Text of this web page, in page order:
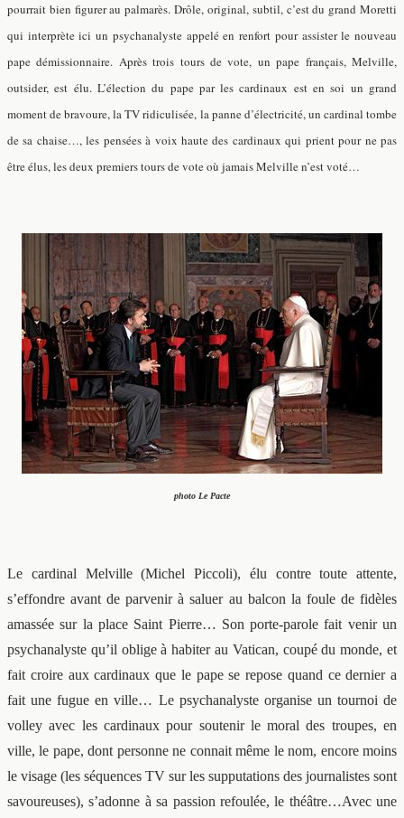
pourrait bien figurer au palmarès. Drôle, original, subtil, c’est du grand Moretti
qui interprète ici un psychanalyste appelé en renfort pour assister le nouveau
pape démissionnaire. Après trois tours de vote, un pape français, Melville,
outsider, est élu. L’élection du pape par les cardinaux est en soi un grand
moment de bravoure, la TV ridiculisée, la panne d’électricité, un cardinal tombe
de sa chaise…, les pensées à voix haute des cardinaux qui prient pour ne pas
être élus, les deux premiers tours de vote où jamais Melville n’est voté…
photo Le Pacte
Le cardinal Melville (Michel Piccoli), élu contre toute attente,
s’effondre avant de parvenir à saluer au balcon la foule de fidèles
amassée sur la place Saint Pierre… Son porte-parole fait venir un
psychanalyste qu’il oblige à habiter au Vatican, coupé du monde, et
fait croire aux cardinaux que le pape se repose quand ce dernier a
fait une fugue en ville… Le psychanalyste organise un tournoi de
volley avec les cardinaux pour soutenir le moral des troupes, en
ville, le pape, dont personne ne connait même le nom, encore moins
le visage (les séquences TV sur les supputations des journalistes sont
savoureuses), s’adonne à sa passion refoulée, le théâtre…Avec une